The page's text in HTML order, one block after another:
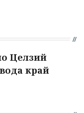
Целзий
край